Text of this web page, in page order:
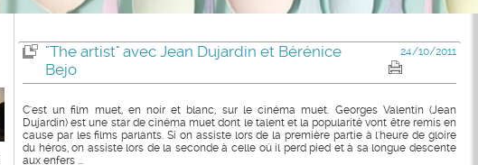
"The artist" avec Jean Dujardin et Bérénice
Bejo
24/10/2011
C'est un film muet, en noir et blanc, sur le cinéma muet. Georges Valentin (Jean
Dujardin) est une star de cinéma muet dont le talent et la popularité vont être remis en
cause par les films parlants. Si on assiste lors de la première partie à l'heure de gloire
du héros, on assiste lors de la seconde à celle où il perd pied et à sa longue descente
aux enfers ...